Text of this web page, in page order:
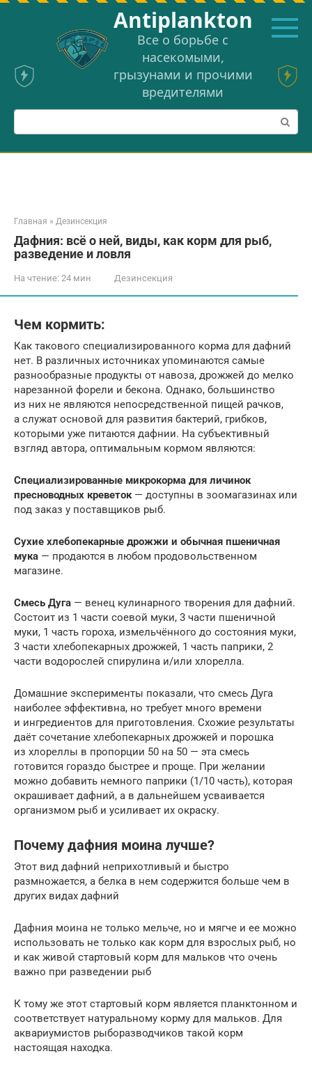
Перейти
Аntiplankton
Все о борьбе с
насекомыми,
грызунами и прочими
вредителями
Поиск:
Главная » Дезинсекция
Дафния: всё о ней, виды, как корм для рыб,
разведение и ловля
На чтение: 24 мин Дезинсекция
Чем кормить:
Как такового специализированного корма для дафний
нет. В различных источниках упоминаются самые
разнообразные продукты от навоза, дрожжей до мелко
нарезанной форели и бекона. Однако, большинство
из них не являются непосредственной пищей рачков,
а служат основой для развития бактерий, грибков,
которыми уже питаются дафнии. На субъективный
взгляд автора, оптимальным кормом являются:
Специализированные микрокорма для личинок
пресноводных креветок— доступны в зоомагазинах или
под заказ у поставщиков рыб.
Сухие хлебопекарные дрожжи и обычная пшеничная
мука — продаются в любом продовольственном
магазине.
Смесь Дуга — венец кулинарного творения для дафний.
Состоит из 1 части соевой муки, 3 части пшеничной
муки, 1 часть гороха, измельчённого до состояния муки,
3 части хлебопекарных дрожжей, 1 часть паприки, 2
части водорослей спирулина и/или хлорелла.
Домашние эксперименты показали, что смесь Дуга
наиболее эффективна, но требует много времени
и ингредиентов для приготовления. Схожие результаты
даёт сочетание хлебопекарных дрожжей и порошка
из хлореллы в пропорции 50 на 50 — эта смесь
готовится гораздо быстрее и проще. При желании
можно добавить немного паприки (1/10 часть), которая
окрашивает дафний, а в дальнейшем усваивается
организмом рыб и усиливает их окраску.
Почему дафния моина лучше?
Этот вид дафний неприхотливый и быстро
размножается, а белка в нем содержится больше чем в
других видах дафний
Дафния моина не только мельче, но и мягче и ее можно
использовать не только как корм для взрослых рыб, но
и как живой стартовый корм для мальков что очень
важно при разведении рыб
К тому же этот стартовый корм является планктонном и
соответствует натуральному корму для мальков. Для
аквариумистов рыборазводчиков такой корм
настоящая находка.